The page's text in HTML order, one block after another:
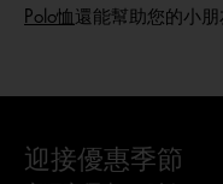
Polo恤 還能幫助您的小朋
迎接優惠季節